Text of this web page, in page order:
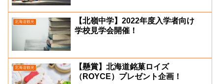
北海道観光
【北嶺中学】2022年度入学者向け
学校見学会開催！
北海道観光
【懸賞】北海道銘菓ロイズ
（ROYCE）プレゼント企画！